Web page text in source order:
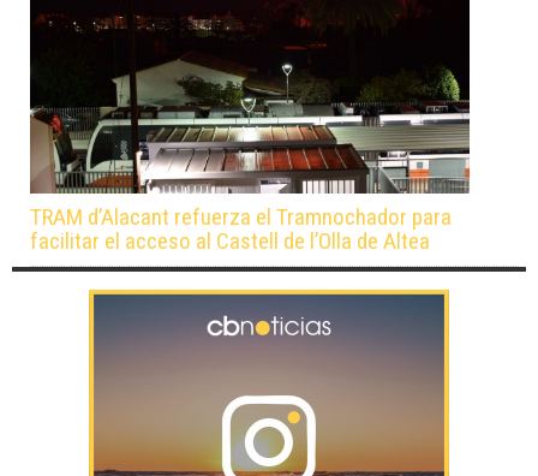
TRAM d’Alacant refuerza el Tramnochador para
facilitar el acceso al Castell de l’Olla de Altea